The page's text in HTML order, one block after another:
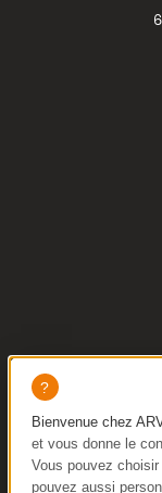
Bienvenue chez
et vous donne le
Vous pouvez
pouvez aussi